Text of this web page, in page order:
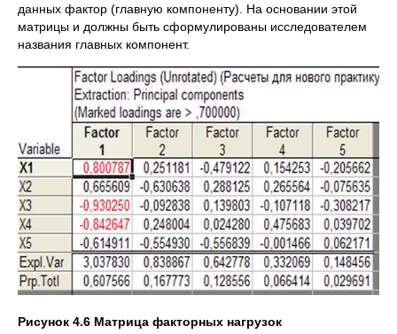
данных фактор (главную компоненту). На основании этой
матрицы и должны быть сформулированы исследователем
названия главных компонент.
Рисунок 4.6 Матрица факторных нагрузок